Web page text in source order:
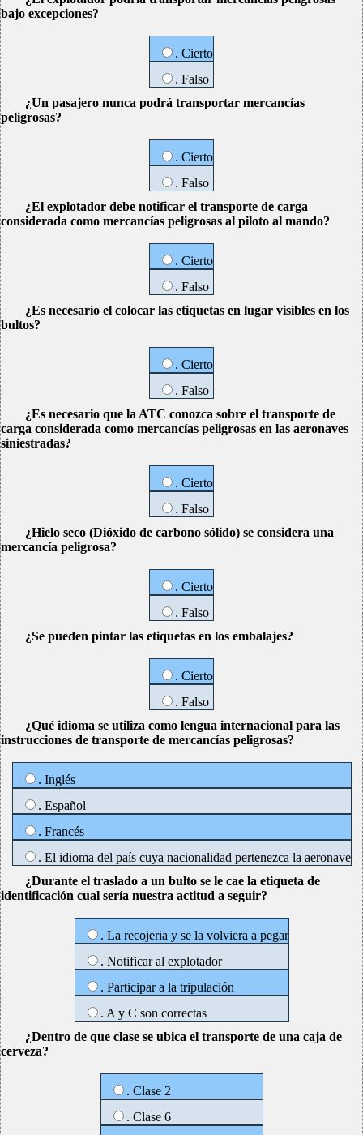
bajo excepciones?
. Cierto
. Falso
¿Un pasajero nunca podrá transportar mercancías
peligrosas?
. Cierto
. Falso
¿El explotador debe notificar el transporte de carga
considerada como mercancías peligrosas al piloto al mando?
. Cierto
. Falso
¿Es necesario el colocar las etiquetas en lugar visibles en los
bultos?
. Cierto
. Falso
¿Es necesario que la ATC conozca sobre el transporte de
carga considerada como mercancías peligrosas en las aeronaves
siniestradas?
. Cierto
. Falso
¿Hielo seco (Dióxido de carbono sólido) se considera una
mercancía peligrosa?
. Cierto
. Falso
¿Se pueden pintar las etiquetas en los embalajes?
. Cierto
. Falso
¿Qué idioma se utiliza como lengua internacional para las
instrucciones de transporte de mercancías peligrosas?
. Inglés
. Español
. Francés
. El idioma del país cuya nacionalidad pertenezca la aeronave
¿Durante el traslado a un bulto se le cae la etiqueta de
identificación cual sería nuestra actitud a seguir?
. La recojeria y se la volviera a pegar
. Notificar al explotador
. Participar a la tripulación
. A y C son correctas
¿Dentro de que clase se ubica el transporte de una caja de
cerveza?
. Clase 2
. Clase 6